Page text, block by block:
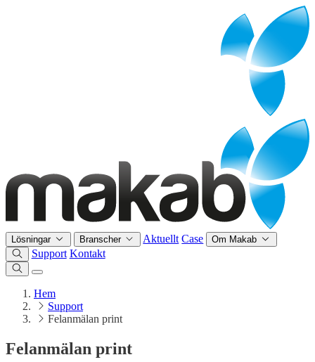
Lösningar Branscher Aktuellt Case Om Makab
Support Kontakt
Hem
Support
Felanmälan print
Felanmälan print